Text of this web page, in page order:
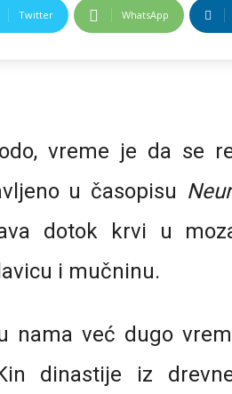
Twitter WhatsApp
vreme je da se
u časopisu
dotok krvi u
i mučninu.
nama već dugo
dinastije iz